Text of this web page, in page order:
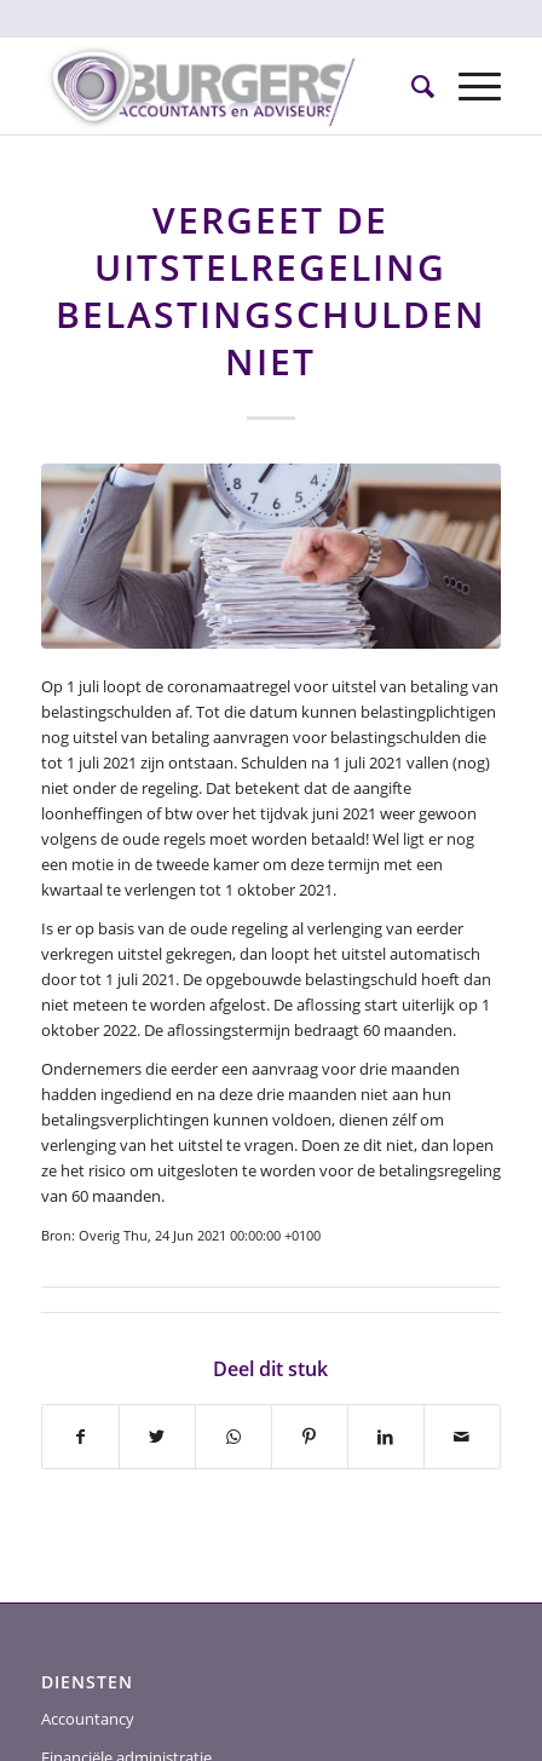
VERGEET DE
UITSTELREGELING
BELASTINGSCHULDEN
NIET
Op 1 juli loopt de coronamaatregel voor uitstel van betaling van
belastingschulden af. Tot die datum kunnen belastingplichtigen
nog uitstel van betaling aanvragen voor belastingschulden die
tot 1 juli 2021 zijn ontstaan. Schulden na 1 juli 2021 vallen (nog)
niet onder de regeling. Dat betekent dat de aangifte
loonheffingen of btw over het tijdvak juni 2021 weer gewoon
volgens de oude regels moet worden betaald! Wel ligt er nog
een motie in de tweede kamer om deze termijn met een
kwartaal te verlengen tot 1 oktober 2021.
Is er op basis van de oude regeling al verlenging van eerder
verkregen uitstel gekregen, dan loopt het uitstel automatisch
door tot 1 juli 2021. De opgebouwde belastingschuld hoeft dan
niet meteen te worden afgelost. De aflossing start uiterlijk op 1
oktober 2022. De aflossingstermijn bedraagt 60 maanden.
Ondernemers die eerder een aanvraag voor drie maanden
hadden ingediend en na deze drie maanden niet aan hun
betalingsverplichtingen kunnen voldoen, dienen zélf om
verlenging van het uitstel te vragen. Doen ze dit niet, dan lopen
ze het risico om uitgesloten te worden voor de betalingsregeling
van 60 maanden.
Bron: Overig Thu, 24 Jun 2021 00:00:00 +0100
Deel dit stuk
DIENSTEN
Accountancy